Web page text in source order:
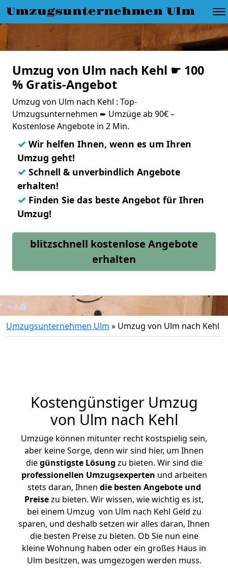
Umzugsunternehmen Ulm
Umzug von Ulm nach Kehl ☛ 100
% Gratis-Angebot
Umzug von Ulm nach Kehl : Top-
Umzugsunternehmen ➨ Umzüge ab 90€ –
Kostenlose Angebote in 2 Min.
✓ Wir helfen Ihnen, wenn es um Ihren
Umzug geht!
✓ Schnell & unverbindlich Angebote
erhalten!
✓ Finden Sie das beste Angebot für Ihren
Umzug!
blitzschnell kostenlose Angebote
erhalten
Umzugsunternehmen Ulm » Umzug von Ulm nach Kehl
Kostengünstiger Umzug
von Ulm nach Kehl
Umzüge können mitunter recht kostspielig sein,
aber keine Sorge, denn wir sind hier, um Ihnen
diegünstigste Lösung zu bieten. Wir sind die
professionellen Umzugsexperten und arbeiten
stets daran, Ihnen die besten Angebote und
Preisezu bieten. Wir wissen, wie wichtig es ist,
bei einem Umzug von Ulm nach Kehl Geld zu
sparen, und deshalb setzen wir alles daran, Ihnen
die besten Preise zu bieten. Ob Sie nun eine
kleine Wohnung haben oder ein großes Haus in
Ulm besitzen, was umgezogen werden muss.